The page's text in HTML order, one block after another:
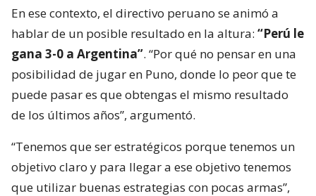
En ese contexto, el directivo peruano se animó a
hablar de un posible resultado en la altura: “Perú le
gana 3-0 a Argentina”. “Por qué no pensar en una
posibilidad de jugar en Puno, donde lo peor que te
puede pasar es que obtengas el mismo resultado
de los últimos años”, argumentó.
“Tenemos que ser estratégicos porque tenemos un
objetivo claro y para llegar a ese objetivo tenemos
que utilizar buenas estrategias con pocas armas”,